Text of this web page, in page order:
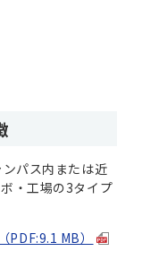
パス内または近
・工場の3タイプ
MB）